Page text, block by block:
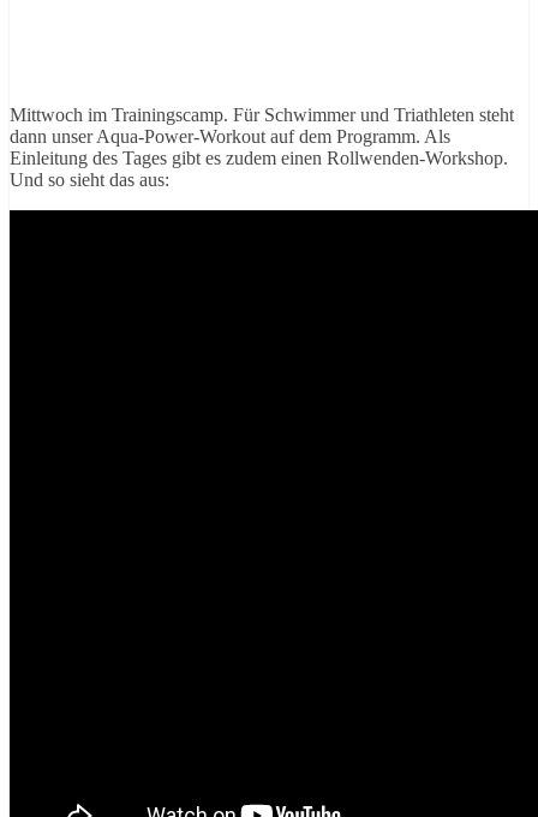
Mittwoch im Trainingscamp. Für Schwimmer und Triathleten steht
dann unser Aqua-Power-Workout auf dem Programm. Als
Einleitung des Tages gibt es zudem einen Rollwenden-Workshop.
Und so sieht das aus: